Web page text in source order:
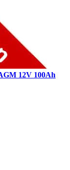
12V 100Ah